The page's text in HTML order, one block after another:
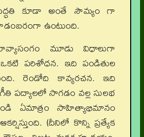
కూడా అంతే సౌమ్యం గా
ఉంటుంది.
మూడు విధాలుగా
ఒకటి పరిశోధన. ఇది పండితుల
రెండోది కావ్యరచన. ఇది
పద్యాలలో సాగడం వల్ల సులభ
ఏమాత్రం సాహిత్యాభిమానం
(దీనిలో కొన్ని ప్రత్యేక